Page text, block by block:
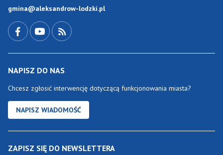
gmina@aleksandrow-lodzki.pl
NAPISZ DO NAS
Chcesz zgłosić interwencję dotyczącą funkcjonowania miasta?
NAPISZ WIADOMOŚĆ
ZAPISZ SIĘ DO NEWSLETTERA